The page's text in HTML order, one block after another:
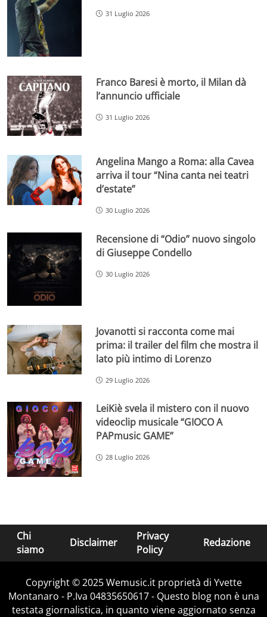
31 Luglio 2026
Franco Baresi è morto, il Milan dà
l’annuncio ufficiale
31 Luglio 2026
Angelina Mango a Roma: alla Cavea
arriva il tour “Nina canta nei teatri
d’estate”
30 Luglio 2026
Recensione di “Odio” nuovo singolo
di Giuseppe Condello
30 Luglio 2026
Jovanotti si racconta come mai
prima: il trailer del film che mostra il
lato più intimo di Lorenzo
29 Luglio 2026
LeiKiè svela il mistero con il nuovo
videoclip musicale “GIOCO A
PAPmusic GAME”
28 Luglio 2026
Chi
siamo
Disclaimer
Privacy
Policy
Redazione
Copyright © 2025 Wemusic.it proprietà di Yvette
Montanaro - P.Iva 04835650617 - Questo blog non è una
testata giornalistica, in quanto viene aggiornato senza